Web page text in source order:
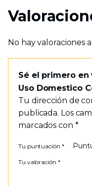
No hay valoraciones
Sé el primero en
Uso Domestico
Tu dirección de
publicada. Los
marcados con *
Tu puntuación *
Tu valoración *